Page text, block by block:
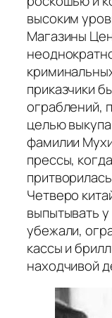
высоким
Магазины
приказчики
ограблений,
целью
фамилии
прессы,
Четверо
выпытывать
убежали,
кассы и
находчивой